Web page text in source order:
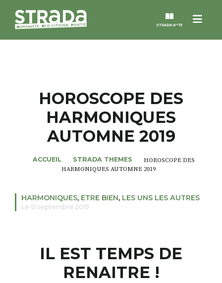
Menu
STRADA N°73
MAGAZINES
NOS THÈMES
ROSÉE DE MAI
RECHERCHER
S'ABONNER
S'INSCRIRE À LA NEWSLETTER
HOROSCOPE DES
HARMONIQUES
AUTOMNE 2019
ACCUEIL STRADA THEMES
HOROSCOPE DES
HARMONIQUES AUTOMNE 2019
HARMONIQUES, ETRE BIEN, LES UNS LES AUTRES
Le 12 septembre 2019
IL EST TEMPS DE
RENAITRE !